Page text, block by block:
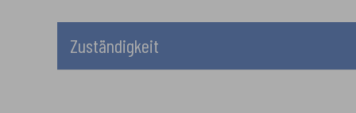
Zuständigkeit